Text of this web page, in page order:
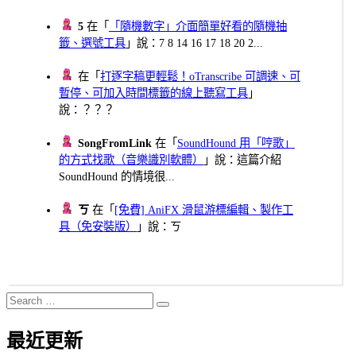
5 在「
「隨機數字」介面簡單好看的隨機抽
籤、選號工具 」說：7 8 14 16 17 18 20 2...
在「打逐字稿更輕鬆！oTranscribe 可調速、可
暫停、可加入時間標籤的線上聽寫工具 」
說：？？？
SongFromLink 在「 SoundHound 用「哼歌」
的方式找歌（音樂識別軟體）
」說：這篇介紹
SoundHound 的情境很...
ㄎ 在「 [免費] AniFX 滑鼠游標編輯、製作工
具（免安裝版）
」說：ㄎ
Search
for:
Search
最近更新